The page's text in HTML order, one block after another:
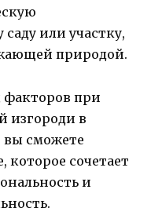
или участку,
природой.
факторов при
изгороди в
сможете
которое сочетает
и